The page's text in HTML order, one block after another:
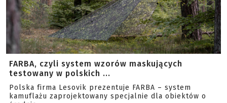
FARBA, czyli system wzorów maskujących
testowany w polskich ...
Polska firma Lesovik prezentuje FARBA – system
kamuflażu zaprojektowany specjalnie dla obiektów o